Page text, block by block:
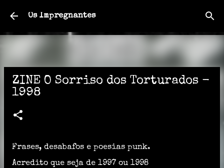
Pular para o conteúdo principal
Os Impregnantes
ZINE O Sorriso dos Torturados -
1998
Frases, desabafos e poesias punk.
Acredito que seja de 1997 ou 1998